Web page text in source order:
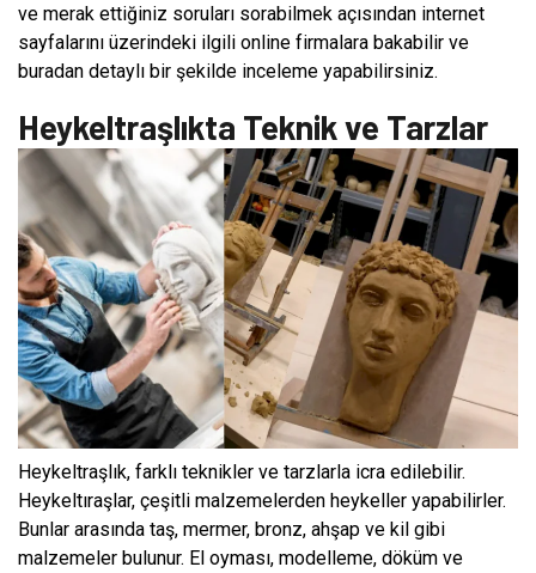
ve merak ettiğiniz soruları sorabilmek açısından internet
sayfalarını üzerindeki ilgili online firmalara bakabilir ve
buradan detaylı bir şekilde inceleme yapabilirsiniz.
Heykeltraşlıkta Teknik ve Tarzlar
Heykeltraşlık, farklı teknikler ve tarzlarla icra edilebilir.
Heykeltıraşlar, çeşitli malzemelerden heykeller yapabilirler.
Bunlar arasında taş, mermer, bronz, ahşap ve kil gibi
malzemeler bulunur. El oyması, modelleme, döküm ve